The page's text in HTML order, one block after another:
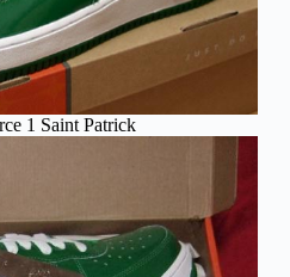
1 Saint Patrick